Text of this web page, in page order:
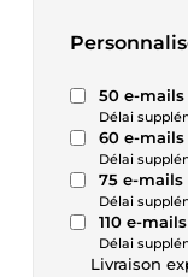
50 e-mails
Délai
60 e-mails
Délai
75 e-mails
Délai
110 e-mails
Délai
Livraison